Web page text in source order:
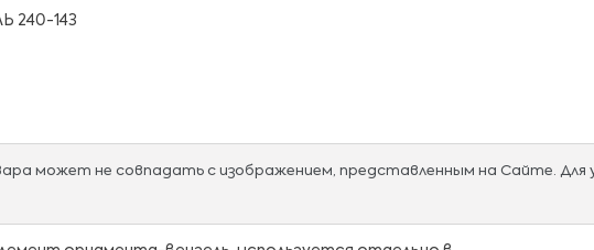
240-143
может не совпадать с изображением, представленным на Сайте. Для